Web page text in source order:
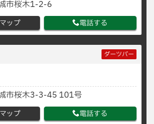
市桜木1-2-6
ップ 電話する
ダーツバー
市桜木3-3-45 101号
ップ 電話する